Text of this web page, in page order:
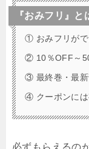
『おみフリ』と
① おみフリがで
② 10％OFF～
③ 最終巻・最新
④ クーポンには